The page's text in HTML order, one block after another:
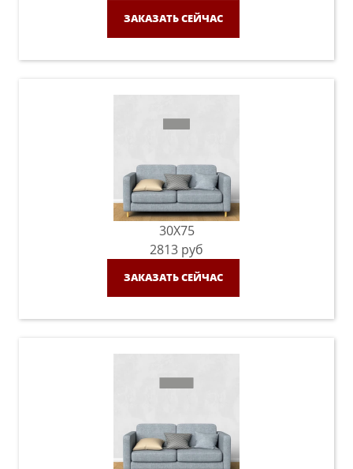
ЗАКАЗАТЬ СЕЙЧАС
30X75
2813 руб
ЗАКАЗАТЬ СЕЙЧАС